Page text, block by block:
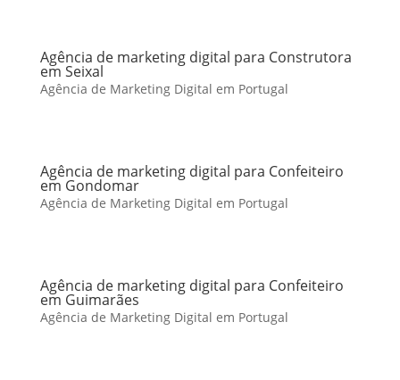
Agência de marketing digital para Construtora
em Seixal
Agência de Marketing Digital em Portugal
Agência de marketing digital para Confeiteiro
em Gondomar
Agência de Marketing Digital em Portugal
Agência de marketing digital para Confeiteiro
em Guimarães
Agência de Marketing Digital em Portugal